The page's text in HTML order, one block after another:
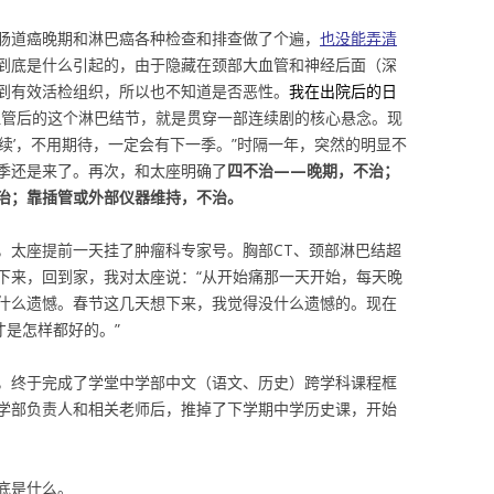
道癌晚期和淋巴癌各种检查和排查做了个遍， 也没能弄清
底是什么引起的，由于隐藏在颈部大血管和神经后面（深
有效活检组织，所以也不知道是否恶性。 我在出院后的日
后的这个淋巴结节，就是贯穿一部连续剧的核心悬念。现
’，不用期待，一定会有下一季。”时隔一年，突然的明显不
还是来了。再次，和太座明确了四不治——晚期，不治；
靠插管或外部仪器维持，不治。
座提前一天挂了肿瘤科专家号。胸部CT、颈部淋巴结超
，回到家，我对太座说：“从开始痛那一天开始，每天晚
么遗憾。春节这几天想下来，我觉得没什么遗憾的。现在
是怎样都好的。”
终于完成了学堂中学部中文（语文、历史）跨学科课程框
部负责人和相关老师后，推掉了下学期中学历史课，开始
什么。